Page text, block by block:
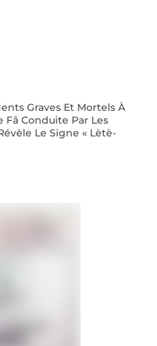
Graves Et Mortels À
Fâ Conduite Par Les
Le Signe « Lètè-